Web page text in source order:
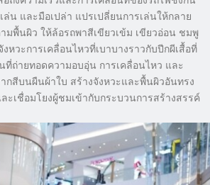
น และมือเปล่า แปรเปลี่ยนการเล่นให้กลาย
มพื้นผิว ให้ล้อรถพาสีเขียวเข้ม เขียวอ่อน ชมพู
วะการเคลื่อนไหวที่เบาบางราวกับปีกผีเสื้อที่
ที่ถ่ายทอดความอบอุ่น การเคลื่อนไหว และ
กสีบนผืนผ้าใบ สร้างจังหวะและพื้นผิวอันทรง
เชื่อมโยงผู้ชมเข้ากับกระบวนการสร้างสรรค์